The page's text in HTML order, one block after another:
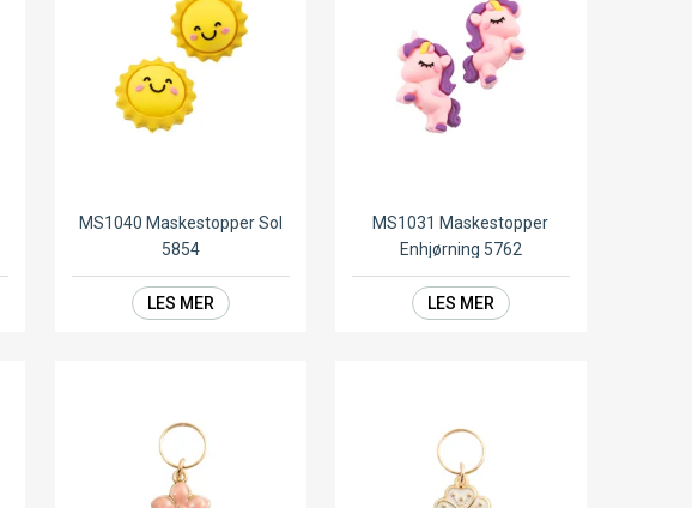
MS1040 Maskestopper Sol
5854
LES MER
MS1031 Maskestopper
Enhjørning 5762
LES MER